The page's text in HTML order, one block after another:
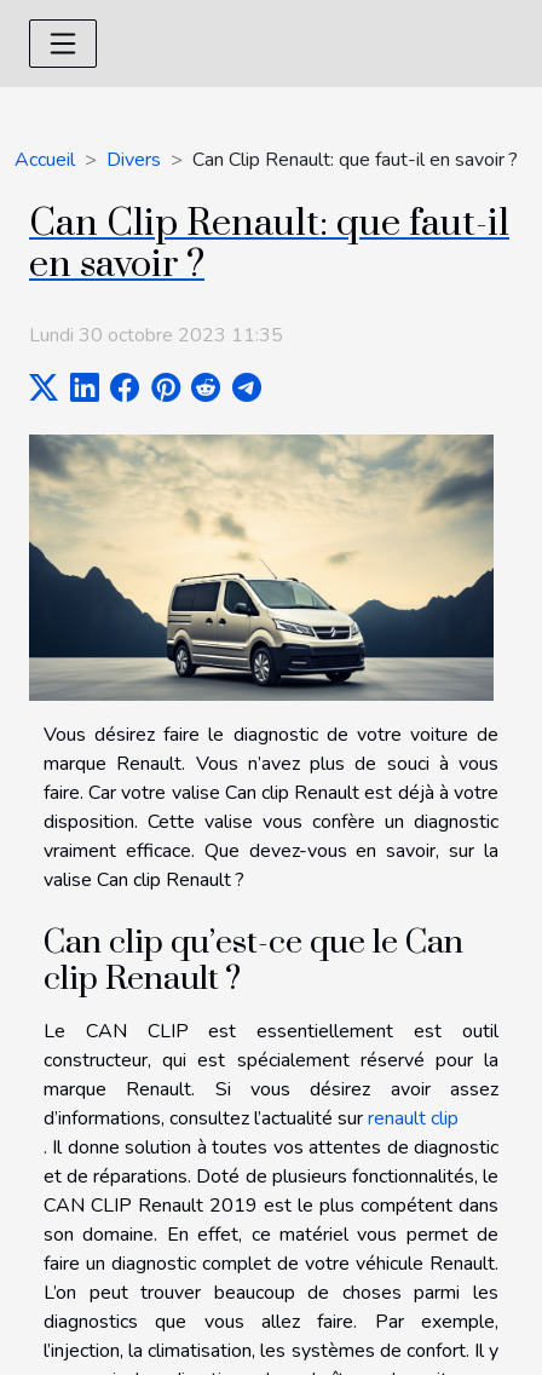
Accueil Divers Can Clip Renault: que faut-il en savoir ?
Can Clip Renault: que faut-il
en savoir ?
Lundi 30 octobre 2023 11:35
Vous désirez faire le diagnostic de votre voiture de
marque Renault. Vous n’avez plus de souci à vous
faire. Car votre valise Can clip Renault est déjà à votre
disposition. Cette valise vous confère un diagnostic
vraiment efficace. Que devez-vous en savoir, sur la
valise Can clip Renault ?
Can clip qu’est-ce que le Can
clip Renault ?
Le CAN CLIP est essentiellement est outil
constructeur, qui est spécialement réservé pour la
marque Renault. Si vous désirez avoir assez
d’informations, consultez l’actualité surrenault clip
. Il donne solution à toutes vos attentes de diagnostic
et de réparations. Doté de plusieurs fonctionnalités, le
CAN CLIP Renault 2019 est le plus compétent dans
son domaine. En effet, ce matériel vous permet de
faire un diagnostic complet de votre véhicule Renault.
L’on peut trouver beaucoup de choses parmi les
diagnostics que vous allez faire. Par exemple,
l’injection, la climatisation, les systèmes de confort. Il y